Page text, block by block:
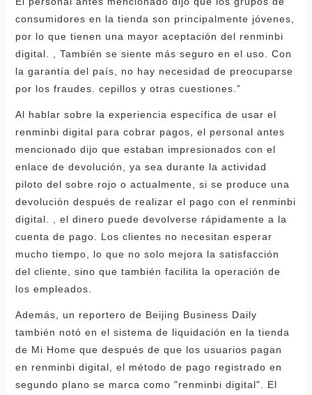
consumidores en la tienda son principalmente jóvenes,
por lo que tienen una mayor aceptación del renminbi
digital. , También se siente más seguro en el uso. Con
la garantía del país, no hay necesidad de preocuparse
por los fraudes. cepillos y otras cuestiones.”
Al hablar sobre la experiencia específica de usar el
renminbi digital para cobrar pagos, el personal antes
mencionado dijo que estaban impresionados con el
enlace de devolución, ya sea durante la actividad
piloto del sobre rojo o actualmente, si se produce una
devolución después de realizar el pago con el renminbi
digital. , el dinero puede devolverse rápidamente a la
cuenta de pago. Los clientes no necesitan esperar
mucho tiempo, lo que no solo mejora la satisfacción
del cliente, sino que también facilita la operación de
los empleados.
Además, un reportero de Beijing Business Daily
también notó en el sistema de liquidación en la tienda
de Mi Home que después de que los usuarios pagan
en renminbi digital, el método de pago registrado en
segundo plano se marca como "renminbi digital". El